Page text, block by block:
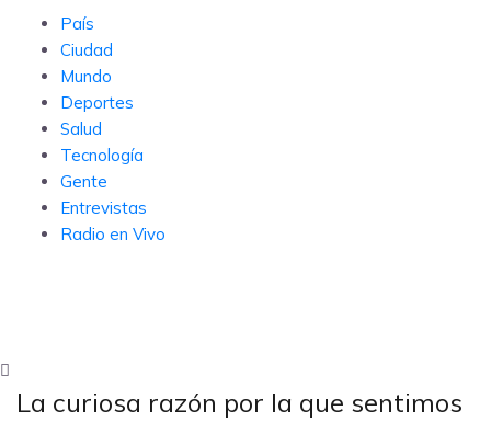
País
Ciudad
Mundo
Deportes
Salud
Tecnología
Gente
Entrevistas
Radio en Vivo
La curiosa razón por la que sentimos